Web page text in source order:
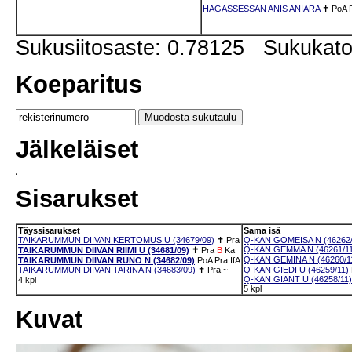
HAGASSESSAN ANIS ANIARA✝ PoA
Sukusiitosaste: 0.78125
Koeparitus
Jälkeläiset
Sisarukset
Täyssisarukset
TAIKARUMMUN DIIVAN KERTOMUS U (34679/09) ✝ Pra
TAIKARUMMUN DIIVAN RIIMI U (34681/09) ✝ Pra B Ka
TAIKARUMMUN DIIVAN RUNO N (34682/09) PoA Pra IfA
TAIKARUMMUN DIIVAN TARINA N (34683/09) ✝ Pra ~
4 kpl
Sama isä
Q-KAN GOMEISA N
Q-KAN GEMMA N (46261/
Q-KAN GEMINA N (46260/
Q-KAN GIEDI U (46259/11)
Q-KAN GIANT U (46258/11)
5 kpl
Kuvat